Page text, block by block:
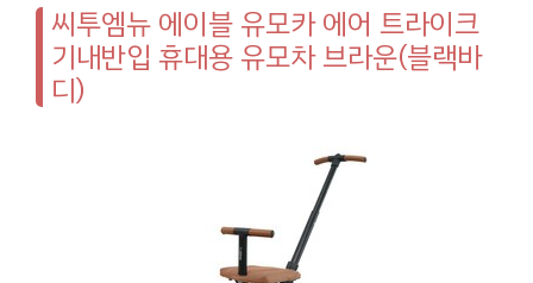
씨투엠뉴 에이블 유모카 에어 트라이크
기내반입 휴대용 유모차 브라운(블랙바
디)